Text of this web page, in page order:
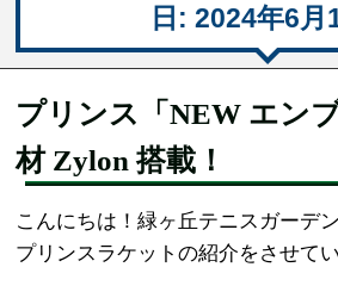
日: 2024年6月
プリンス「NEW エン
材 Zylon 搭載！
こんにちは！緑ヶ丘テニスガーデ
プリンスラケットの紹介をさせて